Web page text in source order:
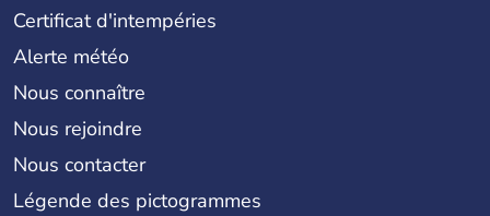
Certificat d'intempéries
Alerte météo
Nous connaître
Nous rejoindre
Nous contacter
Légende des pictogrammes